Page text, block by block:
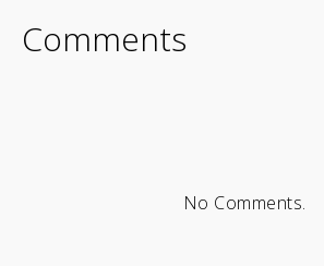
Comments
No Comments.